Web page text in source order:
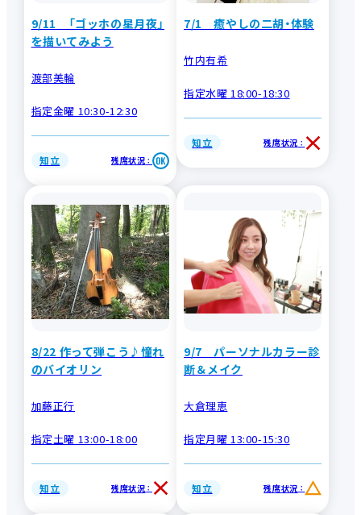
9/11 「ゴッホの星月夜」
を描いてみよう
渡部美輪
指定金曜 10:30-12:30
知立 残席状況 ：
7/1 癒やしの二胡・体験
竹内有希
指定水曜 18:00-18:30
知立 残席状況 ：
8/22 作って弾こう♪憧れ
のバイオリン
加藤正行
指定土曜 13:00-18:00
知立 残席状況 ：
9/7 パーソナルカラー診
断＆メイク
大倉理恵
指定月曜 13:00-15:30
知立 残席状況 ：